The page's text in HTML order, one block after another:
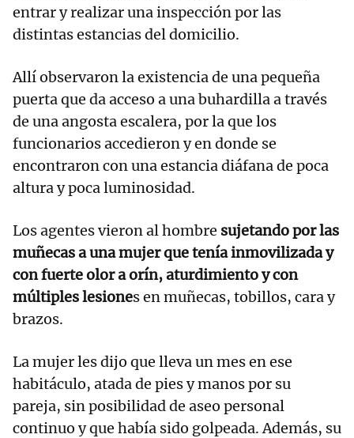
entrar y realizar una inspección por las
distintas estancias del domicilio.
Allí observaron la existencia de una pequeña
puerta que da acceso a una buhardilla a través
de una angosta escalera, por la que los
funcionarios accedieron y en donde se
encontraron con una estancia diáfana de poca
altura y poca luminosidad.
Los agentes vieron al hombre sujetando por las
muñecas a una mujer que tenía inmovilizada y
con fuerte olor a orín, aturdimiento y con
múltiples lesiones en muñecas, tobillos, cara y
brazos.
La mujer les dijo que lleva un mes en ese
habitáculo, atada de pies y manos por su
pareja, sin posibilidad de aseo personal
continuo y que había sido golpeada. Además, su